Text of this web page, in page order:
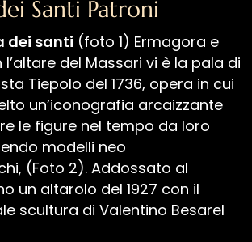
Avvisi
English Deutsch
Santi Patroni
dei santi (foto 1) Ermagora e
del Massari vi è la pala di
Tiepolo del 1736, opera in cui
un’iconografia arcaizzante
le figure nel tempo da loro
modelli neo
(Foto 2). Addossato al
un altarolo del 1927 con il
scultura di Valentino Besarel